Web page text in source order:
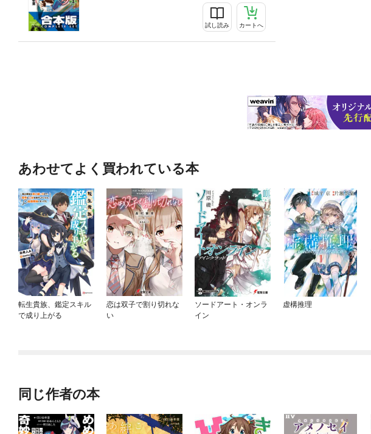
試し読み カートへ
あわせてよく買われている本
転生貴族、鑑定スキル
で成り上がる
恋は双子で割り切れな
い
ソードアート・オンラ
イン
虚構推理
同じ作者の本